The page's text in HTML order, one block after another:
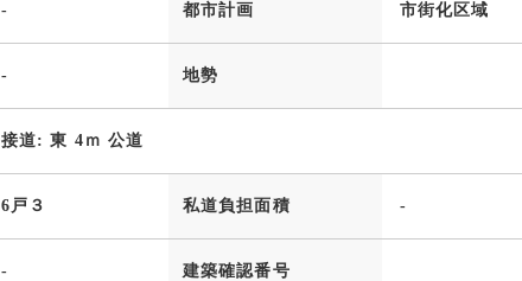
- 都市計画 市街化区域
- 地勢
接道: 東 4ｍ 公道
6戸３ 私道負担面積 -
- 建築確認番号